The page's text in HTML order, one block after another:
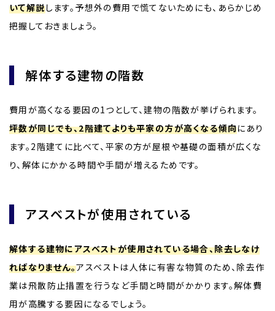
いて解説します。予想外の費用で慌てないためにも、あらかじめ
把握しておきましょう。
解体する建物の階数
費用が高くなる要因の1つとして、建物の階数が挙げられます。
坪数が同じでも、2階建てよりも平家の方が高くなる傾向にあり
ます。2階建てに比べて、平家の方が屋根や基礎の面積が広くな
り、解体にかかる時間や手間が増えるためです。
アスベストが使用されている
解体する建物にアスベストが使用されている場合、除去しなけ
ればなりません。アスベストは人体に有害な物質のため、除去作
業は飛散防止措置を行うなど手間と時間がかかります。解体費
用が高騰する要因になるでしょう。